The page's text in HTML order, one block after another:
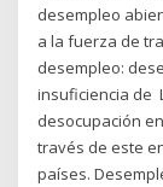
desempleo
a la fuerza de
desempleo:
insuficiencia de
desocupación
través de este
países.